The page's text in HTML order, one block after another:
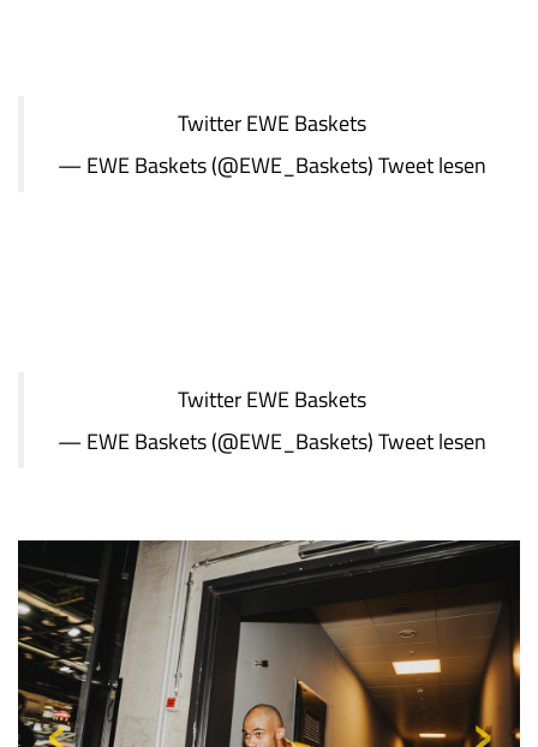
TwitterEWE Baskets
— EWE Baskets (@EWE_Baskets)Tweet lesen
TwitterEWE Baskets
— EWE Baskets (@EWE_Baskets)Tweet lesen